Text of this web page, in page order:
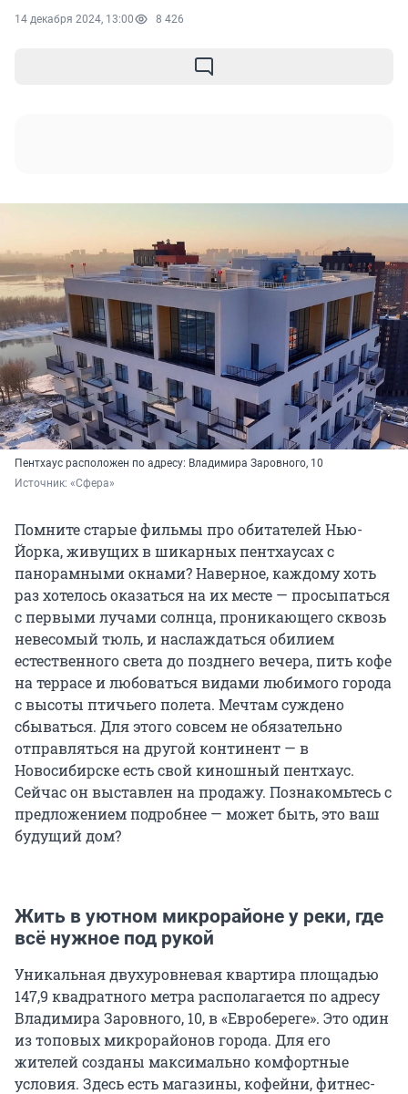
14 декабря 2024, 13:00 8 426
Пентхаус расположен по адресу: Владимира Заровного, 10
Источник: «Сфера»
Помните старые фильмы про обитателей Нью-
Йорка, живущих в шикарных пентхаусах с
панорамными окнами? Наверное, каждому хоть
раз хотелось оказаться на их месте — просыпаться
с первыми лучами солнца, проникающего сквозь
невесомый тюль, и наслаждаться обилием
естественного света до позднего вечера, пить кофе
на террасе и любоваться видами любимого города
с высоты птичьего полета. Мечтам суждено
сбываться. Для этого совсем не обязательно
отправляться на другой континент — в
Новосибирске есть свой киношный пентхаус.
Сейчас он выставлен на продажу. Познакомьтесь с
предложением подробнее — может быть, это ваш
будущий дом?
Жить в уютном микрорайоне у реки, где
всё нужное под рукой
Уникальная двухуровневая квартира площадью
147,9 квадратного метра располагается по адресу
Владимира Заровного, 10, в «Евробереге». Это один
из топовых микрорайонов города. Для его
жителей созданы максимально комфортные
условия. Здесь есть магазины, кофейни, фитнес-